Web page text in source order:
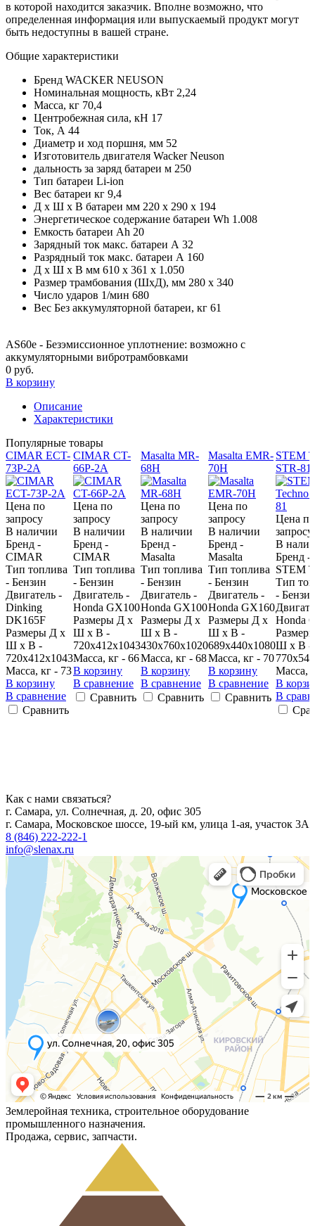
в которой находится заказчик. Вполне возможно, что
определенная информация или выпускаемый продукт могут
быть недоступны в вашей стране.
Общие характеристики
Бренд WACKER NEUSON
Номинальная мощность, кВт 2,24
Масса, кг 70,4
Центробежная сила, кН 17
Ток, А 44
Диаметр и ход поршня, мм 52
Изготовитель двигателя Wacker Neuson
дальность за заряд батареи м 250
Тип батареи Li-ion
Вес батареи кг 9,4
Д x Ш x В батареи мм 220 x 290 x 194
Энергетическое содержание батареи Wh 1.008
Емкость батареи Ah 20
Зарядный ток макс. батареи А 32
Разрядный ток макс. батареи А 160
Д x Ш x В мм 610 x 361 x 1.050
Размер трамбования (ШxД), мм 280 x 340
Число ударов 1/мин 680
Вес Без аккумуляторной батареи, кг 61
AS60e - Безэмиссионное уплотнение: возможно с
аккумуляторными вибротрамбовками
0 руб.
В корзину
Описание
Характеристики
Популярные товары
CIMAR ECT-
73P-2A
Цена по
запросу
В наличии
Бренд -
CIMAR
Тип топлива
- Бензин
Двигатель -
Dinking
DK165F
Размеры Д х
Ш х В -
720x412x1043
Масса, кг - 73
В корзину
В сравнение
Сравнить
CIMAR CT-
66P-2A
Цена по
запросу
В наличии
Бренд -
CIMAR
Тип топлива
- Бензин
Двигатель -
Honda GX100
Размеры Д х
Ш х В -
720х412х1043
Масса, кг - 66
В корзину
В сравнение
Сравнить
Masalta MR-
68H
Цена по
запросу
В наличии
Бренд -
Masalta
Тип топлива
- Бензин
Двигатель -
Honda GX100
Размеры Д х
Ш х В -
430х760х1020
Масса, кг - 68
В корзину
В сравнение
Сравнить
Masalta EMR-
70H
Цена по
запросу
В наличии
Бренд -
Masalta
Тип топлива
- Бензин
Двигатель -
Honda GX160
Размеры Д х
Ш х В -
689х440х1080
Масса, кг - 70
В корзину
В сравнение
Сравнить
STEM
STR-81
Цена по
запросу
В
Бренд -
STEM
Тип
-
Honda
Ш х В -
Масса,
В
В
Как с нами связаться?
г. Самара, ул. Солнечная, д. 20, офис 305
г. Самара, Московское шоссе, 19-ый км, улица 1-ая, участок 3А
8 (846) 222-222-1
info@slenax.ru
Землеройная техника, строительное оборудование
промышленного назначения.
Продажа, сервис, запчасти.